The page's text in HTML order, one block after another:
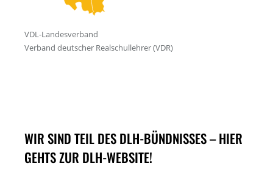
WIR SIND TEIL DES DLH-BÜNDNISSES – HIER
GEHTS ZUR DLH-WEBSITE!